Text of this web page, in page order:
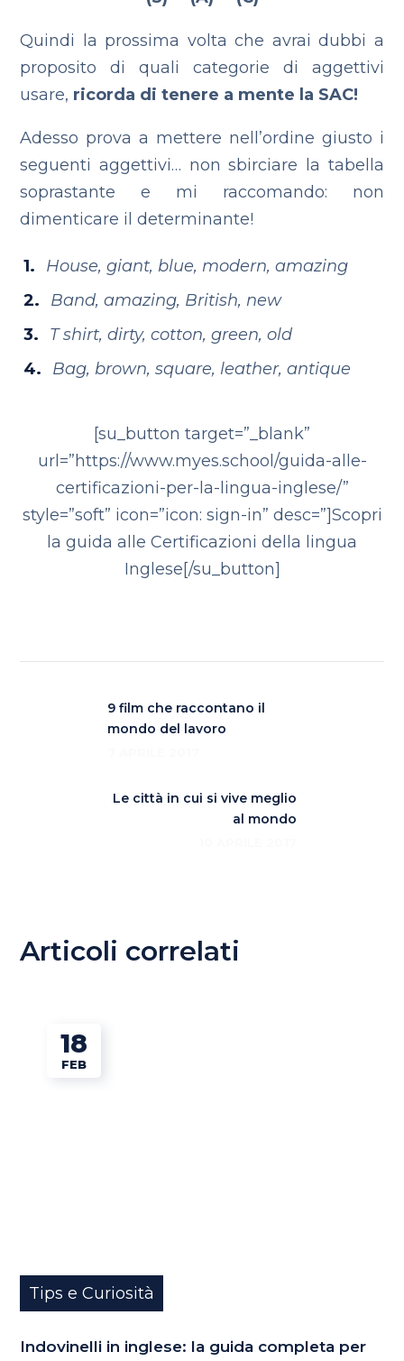
Quindi la prossima volta che avrai dubbi a
proposito di quali categorie di aggettivi
usare, ricorda di tenere a mente la SAC!
Adesso prova a mettere nell’ordine giusto i
seguenti aggettivi… non sbirciare la tabella
soprastante e mi raccomando: non
dimenticare il determinante!
House, giant, blue, modern, amazing
Band, amazing, British, new
T shirt, dirty, cotton, green, old
Bag, brown, square, leather, antique
[su_button target=”_blank”
url=”https://www.myes.school/guida-alle-
certificazioni-per-la-lingua-inglese/”
style=”soft” icon=”icon: sign-in” desc=”]Scopri
la guida alle Certificazioni della lingua
Inglese[/su_button]
9 film che raccontano il
mondo del lavoro
Le città in cui si vive meglio
al mondo
Articoli correlati
18
FEB
Tips e Curiosità
Indovinelli in inglese: la guida completa per